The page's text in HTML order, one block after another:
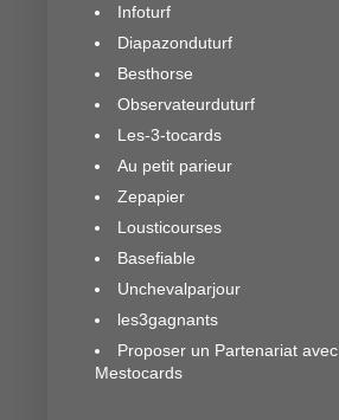
Infoturf
Diapazonduturf
Besthorse
Observateurduturf
Les-3-tocards
Au petit parieur
Zepapier
Lousticourses
Basefiable
Unchevalparjour
les3gagnants
Proposer un Partenariat avec
Mestocards